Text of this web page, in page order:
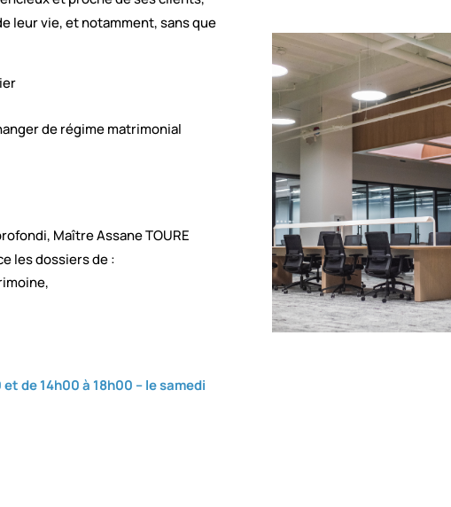
leur vie, et notamment, sans que
de régime matrimonial
Maître Assane TOURE
les dossiers de :
de 14h00 à 18h00 –le samedi